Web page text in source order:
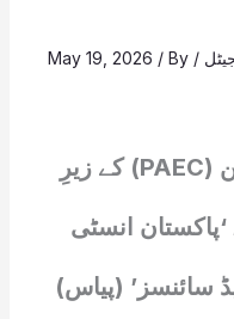
/
May 19, 2026 / By
پاکستان اٹامک انرجی کمیشن (PAEC) کے زیرِ
انسٹی
سائنسز’ (پیاس)